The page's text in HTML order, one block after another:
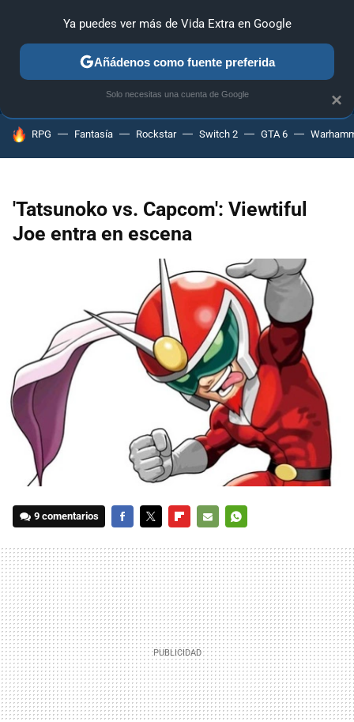
ANÁLISIS GUÍAS Y TRUCOS PC SONY NINTENDO
HOY SE HABLA DE
RPG Fantasía Rockstar Switch 2 GTA 6
'Tatsunoko vs. Capcom': Viewtiful
Joe entra en escena
9 comentarios
MAIL
×
Ya puedes ver más de Vida Extra en Google
Añádenos como fuente preferida
Solo necesitas una cuenta de Google